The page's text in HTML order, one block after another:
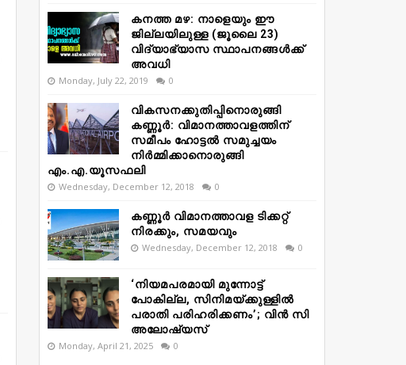
കനത്ത മഴ: നാളെയും ഈ
ജില്ലയിലുള്ള (ജൂലൈ 23)
വിദ്യാഭ്യാസ സ്ഥാപനങ്ങൾക്ക്
അവധി
Monday, July 22, 2019 0
വികസനക്കുതിപ്പിനൊരുങ്ങി
കണ്ണൂർ: വിമാനത്താവളത്തിന്
സമീപം ഹോട്ടൽ സമുച്ചയം
നിർമ്മിക്കാനൊരുങ്ങി
എം.എ.യൂസഫലി
Wednesday, December 12, 2018 0
കണ്ണൂർ വിമാനത്താവള ടിക്കറ്റ്
നിരക്കും, സമയവും
Wednesday, December 12, 2018 0
‘നിയമപരമായി മുന്നോട്ട്
പോകില്ല, സിനിമയ്ക്കുള്ളിൽ
പരാതി പരിഹരിക്കണം’; വിൻ സി
അലോഷ്യസ്
Monday, April 21, 2025 0